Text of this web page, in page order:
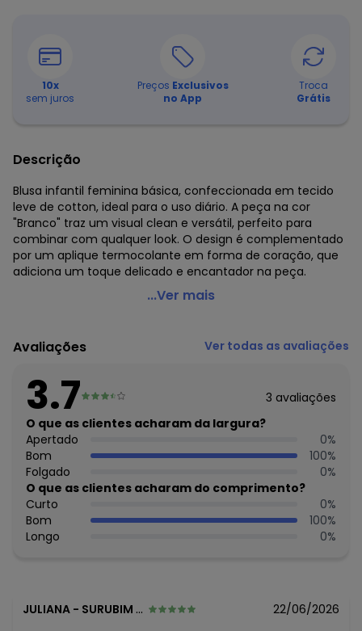
10x
sem juros
Preços Exclusivos
no App
Troca
Grátis
Descrição
Blusa infantil feminina básica, confeccionada em tecido
leve de cotton, ideal para o uso diário. A peça na cor
"Branco" traz um visual clean e versátil, perfeito para
combinar com qualquer look. O design é complementado
por um aplique termocolante em forma de coração, que
adiciona um toque delicado e encantador na peça.
Pulla Bulla - Blusa Cotton Leve Branco
Modelagem: Ampla
Comprimento da Manga: Curta
83.938.985/0001-28
Feito: Brasil
Cuidados para conservação do produto: Melhores
cuidados para conservação da roupinha: Lavar na
máquina, no ciclo delicado, com água fria ou morna - Não
usar alvejante - Não lavar a seco - Não colocar na
secadora - Secar na vertical.
Tecido: Cotton Leve
Composição: 96%ALGODAO 4%ELASTANO
Histórico de preços
agosto/2026
N/D*
...Ver mais
Avaliações Ver todas as avaliações
3.7 3 avaliações
O que as clientes acharam da largura?
Apertado
0%
Bom
100%
Folgado
0%
O que as clientes acharam do comprimento?
Curto
0%
Bom
100%
Longo
0%
JULIANA - SURUBIM - PE 22/06/2026